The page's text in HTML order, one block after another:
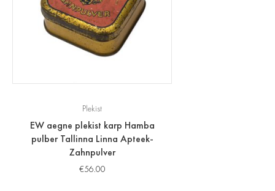
Plekist
EW aegne plekist karp Hamba
pulber Tallinna Linna Apteek-
Zahnpulver
€56.00